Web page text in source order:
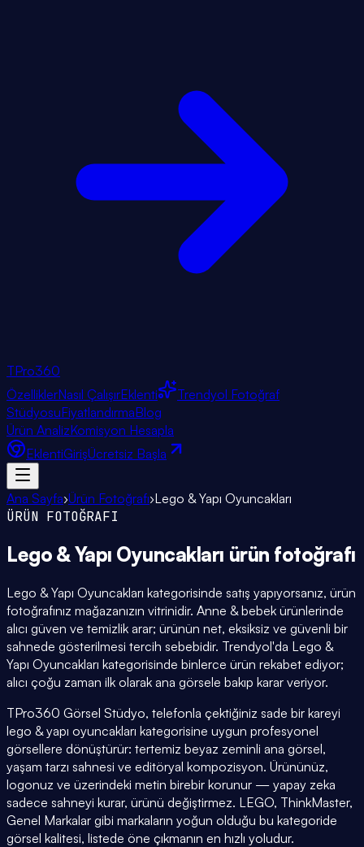
TPro360
ÖzelliklerNasıl ÇalışırEklenti
Trendyol Fotoğraf
StüdyosuFiyatlandırmaBlog
Ürün AnalizKomisyon Hesapla
EklentiGirişÜcretsiz Başla
Ana Sayfa›Ürün Fotoğrafı›Lego & Yapı Oyuncakları
ÜRÜN FOTOĞRAFI
Lego & Yapı Oyuncakları ürün fotoğrafı
Lego & Yapı Oyuncakları kategorisinde satış yapıyorsanız, ürün
fotoğrafınız mağazanızın vitrinidir. Anne & bebek ürünlerinde
alıcı güven ve temizlik arar; ürünün net, eksiksiz ve güvenli bir
sahnede gösterilmesi tercih sebebidir. Trendyol'da Lego &
Yapı Oyuncakları kategorisinde binlerce ürün rekabet ediyor;
alıcı çoğu zaman ilk olarak ana görsele bakıp karar veriyor.
TPro360 Görsel Stüdyo, telefonla çektiğiniz sade bir kareyi
lego & yapı oyuncakları kategorisine uygun profesyonel
görsellere dönüştürür: tertemiz beyaz zeminli ana görsel,
yaşam tarzı sahnesi ve editöryal kompozisyon. Ürününüz,
logonuz ve üzerindeki metin birebir korunur — yapay zeka
sadece sahneyi kurar, ürünü değiştirmez. LEGO, ThinkMaster,
Genel Markalar gibi markaların yoğun olduğu bu kategoride
görsel kalitesi, listede öne çıkmanın en hızlı yoludur.